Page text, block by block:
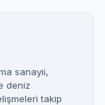
sanayii,
deniz
takip